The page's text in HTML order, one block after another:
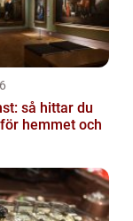
så hittar du
hemmet och